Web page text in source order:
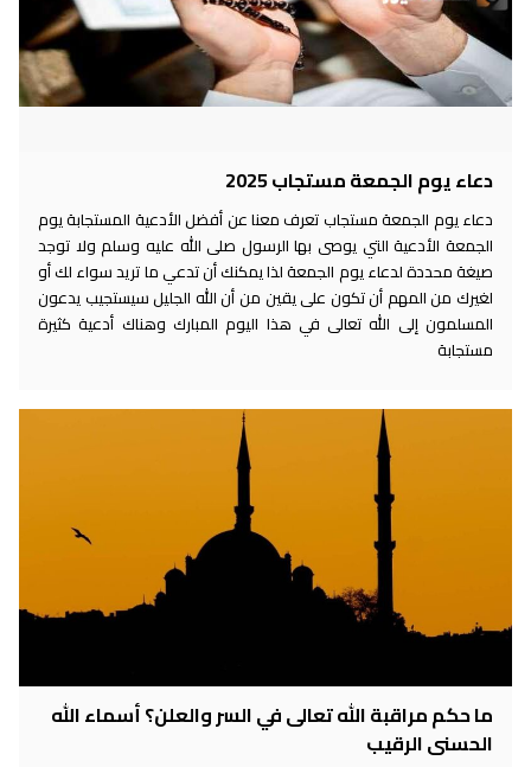
دعاء يوم الجمعة مستجاب 2025
دعاء يوم الجمعة مستجاب تعرف معنا عن أفضل الأدعية المستجابة يوم
الجمعة الأدعية التي يوصى بها الرسول صلى الله عليه وسلم ولا توجد
صيغة محددة لدعاء يوم الجمعة لذا يمكنك أن تدعي ما تريد سواء لك أو
لغيرك من المهم أن تكون على يقين من أن الله الجليل سيستجيب يدعون
المسلمون إلى الله تعالى في هذا اليوم المبارك وهناك أدعية كثيرة
مستجابة
ما حكم مراقبة الله تعالى في السر والعلن؟ أسماء الله
الحسنى الرقيب